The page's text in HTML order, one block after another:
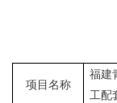
项目名称
福建
工配